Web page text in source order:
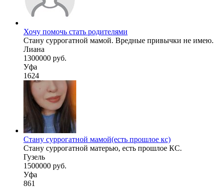
Хочу помочь стать родителями
Стану суррогатной мамой. Вредные привычки не имею.
Лиана
1300000 руб.
Уфа
1624
Стану суррогатной мамой(есть прошлое кс)
Стану суррогатной матерью, есть прошлое КС.
Гузель
1500000 руб.
Уфа
861